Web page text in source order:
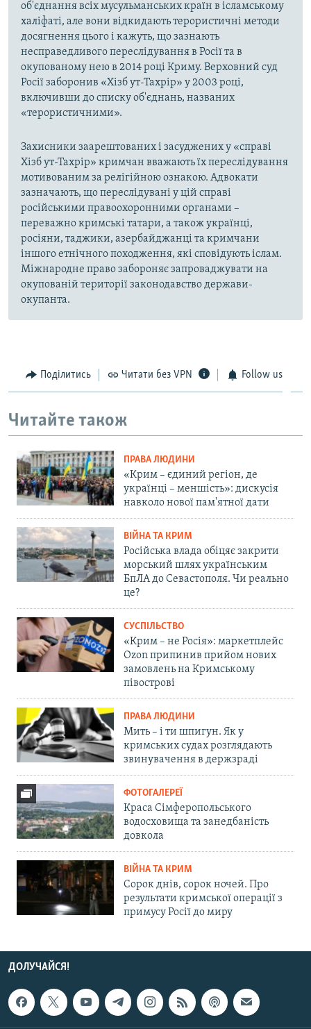
об'єднання всіх мусульманських країн в ісламському
халіфаті, але вони відкидають терористичні методи
досягнення цього і кажуть, що зазнають
несправедливого переслідування в Росії та в
окупованому нею в 2014 році Криму. Верховний суд
Росії заборонив «Хізб ут-Тахрір» у 2003 році,
включивши до списку об'єднань, названих
«терористичними».
Захисники заарештованих і засуджених у «справі
Хізб ут-Тахрір» кримчан вважають їх переслідування
мотивованим за релігійною ознакою. Адвокати
зазначають, що переслідувані у цій справі
російськими правоохоронними органами –
переважно кримські татари, а також українці,
росіяни, таджики, азербайджанці та кримчани
іншого етнічного походження, які сповідують іслам.
Міжнародне право забороняє запроваджувати на
окупованій території законодавство держави-
окупанта.
Поділитись Читати без VPN Follow us
Читайте також
ПРАВА ЛЮДИНИ
«Крим – єдиний регіон, де
українці – меншість»: дискусія
навколо нової пам'ятної дати
ВІЙНА ТА КРИМ
Російська влада обіцяє закрити
морський шлях українським
БпЛА до Севастополя. Чи реально
це?
СУСПІЛЬСТВО
«Крим – не Росія»: маркетплейс
Ozon припинив прийом нових
замовлень на Кримському
півострові
ПРАВА ЛЮДИНИ
Мить – і ти шпигун. Як у
кримських судах розглядають
звинувачення в держзраді
ФОТОГАЛЕРЕЇ
Краса Сімферопольського
водосховища та занедбаність
довкола
ВІЙНА ТА КРИМ
Сорок днів, сорок ночей. Про
результати кримської операції з
примусу Росії до миру
ДОЛУЧАЙСЯ!